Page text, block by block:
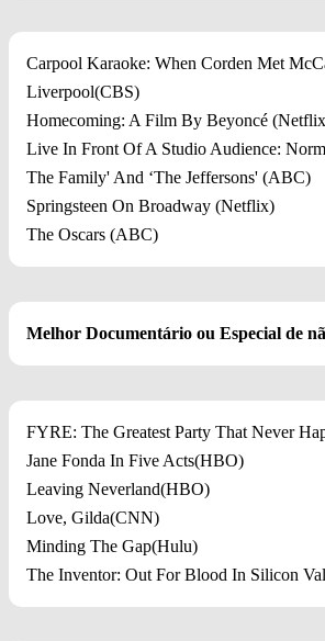
Carpool Karaoke: When Corden Met
Liverpool(CBS)
Homecoming: A Film By Beyoncé
Live In Front Of A Studio Audience:
The Family' And ‘The Jeffersons' (ABC)
Springsteen On Broadway (Netflix)
The Oscars (ABC)
Melhor Documentário ou Especial de
FYRE: The Greatest Party That Never
Jane Fonda In Five Acts(HBO)
Leaving Neverland(HBO)
Love, Gilda(CNN)
Minding The Gap(Hulu)
The Inventor: Out For Blood In Silicon